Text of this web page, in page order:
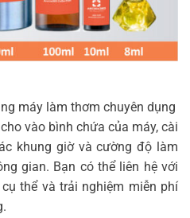
máy làm thơm chuyên dụng
vào bình chứa của máy, cài
khung giờ và cường độ làm
gian. Bạn có thể liên hệ với
thể và trải nghiệm miễn phí